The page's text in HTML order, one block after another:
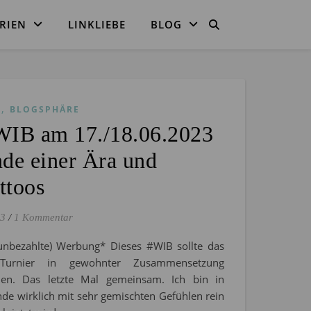
LINKLIEBE BLOG
, BLOGSPHÄRE
am 17./18.06.2023
einer Ära und
/ 1 Kommentar
Werbung* Dieses #WIB sollte das
in gewohnter Zusammensetzung
Das letzte Mal gemeinsam. Ich bin in
wirklich mit sehr gemischten Gefühlen rein